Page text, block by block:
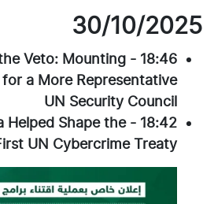
30/10/2025
18:46
-
Veto: Mounting
for a More Representative
UN Security Council
18:42
-
Helped Shape the
UN Cybercrime Treaty